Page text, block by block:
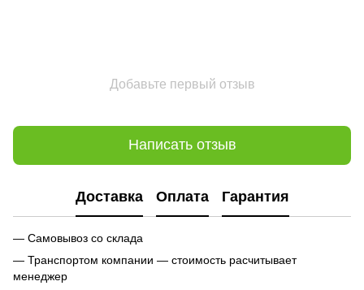
Добавьте первый отзыв
Написать отзыв
Доставка Оплата Гарантия
— Самовывоз со склада
— Транспортом компании — стоимость расчитывает
менеджер